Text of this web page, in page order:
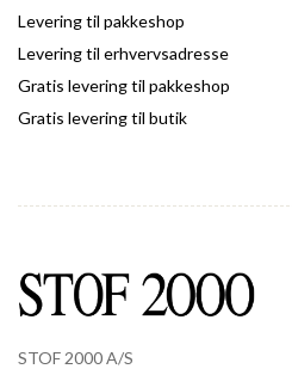
Levering til pakkeshop
Levering til erhvervsadresse
Gratis levering til pakkeshop
Gratis levering til butik
STOF 2000 A/S